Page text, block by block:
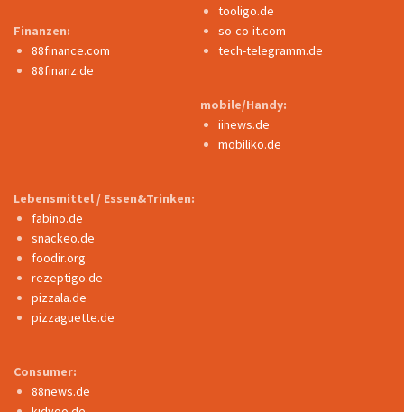
Finanzen:
88finance.com
88finanz.de
tooligo.de
so-co-it.com
tech-telegramm.de
mobile/Handy:
iinews.de
mobiliko.de
Lebensmittel / Essen&Trinken:
fabino.de
snackeo.de
foodir.org
rezeptigo.de
pizzala.de
pizzaguette.de
Consumer:
88news.de